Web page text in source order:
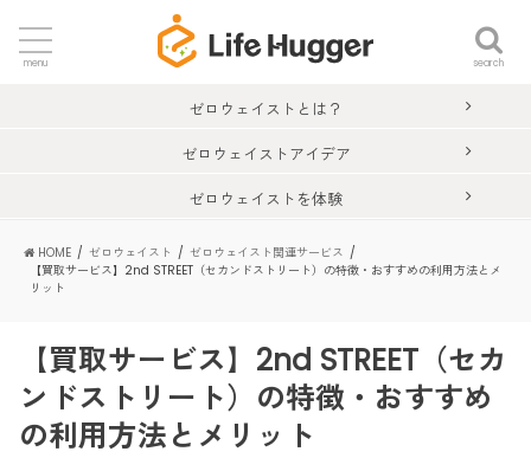
search
menu
ゼロウェイストとは？
ゼロウェイストアイデア
ゼロウェイストを体験
HOME ゼロウェイスト
ゼロウェイスト関連サービス
【買取サービス】2nd STREET（セカンドストリート）の特徴・おすすめの利用方法とメ
リット
【買取サービス】2nd STREET（セカ
ンドストリート）の特徴・おすすめ
の利用方法とメリット